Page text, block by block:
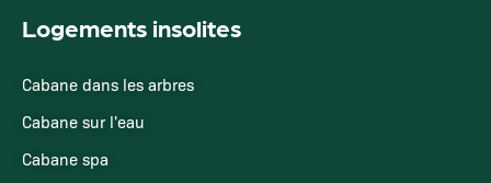
Logements insolites
Cabane dans les arbres
Cabane sur l'eau
Cabane spa